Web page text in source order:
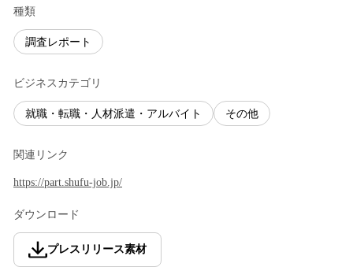
種類
調査レポート
ビジネスカテゴリ
就職・転職・人材派遣・アルバイト その他
関連リンク
https://part.shufu-job.jp/
ダウンロード
プレスリリース素材